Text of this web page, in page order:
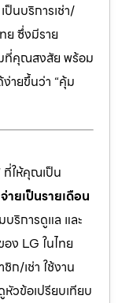
นบริการเช่า/
ย ซึ่งมีราย
มที่คุณสงสัย พร้อม
ายขึ้นว่า “คุ้ม
ที่ให้คุณเป็น
จ่ายเป็นรายเดือน
ริการดูแล และ
ง LG ในไทย
ก/เช่า ใช้งาน
หัวข้อเปรียบเทียบ